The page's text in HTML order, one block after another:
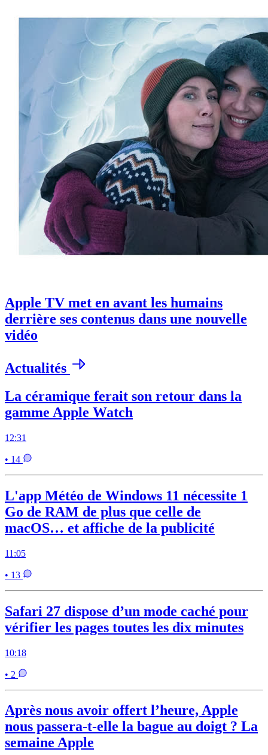
Apple TV met en avant les humains
derrière ses contenus dans une nouvelle
vidéo
Actualités
La céramique ferait son retour dans la
gamme Apple Watch
12:31
• 14
L'app Météo de Windows 11 nécessite 1
Go de RAM de plus que celle de
macOS… et affiche de la publicité
11:05
• 13
Safari 27 dispose d’un mode caché pour
vérifier les pages toutes les dix minutes
10:18
• 2
Après nous avoir offert l’heure, Apple
nous passera-t-elle la bague au doigt ? La
semaine Apple